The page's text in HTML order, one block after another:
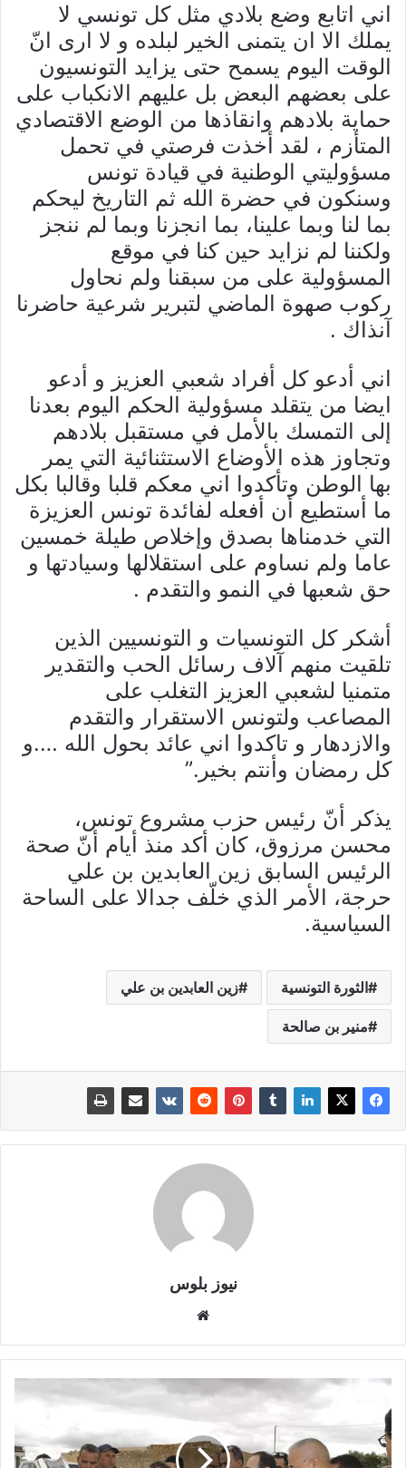
اني اتابع وضع بلادي مثل كل تونسي لا
يملك الا ان يتمنى الخير لبلده و لا ارى انّ
الوقت اليوم يسمح حتى يزايد التونسيون
على بعضهم البعض بل عليهم الانكباب على
حماية بلادهم وانقاذها من الوضع الاقتصادي
المتأزم ، لقد أخذت فرصتي في تحمل
مسؤوليتي الوطنية في قيادة تونس
وسنكون في حضرة الله ثم التاريخ ليحكم
بما لنا وبما علينا، بما انجزنا وبما لم ننجز
ولكننا لم نزايد حين كنا في موقع
المسؤولية على من سبقنا ولم نحاول
ركوب صهوة الماضي لتبرير شرعية حاضرنا
آنذاك .
اني أدعو كل أفراد شعبي العزيز و أدعو
ايضا من يتقلد مسؤولية الحكم اليوم بعدنا
إلى التمسك بالأمل في مستقبل بلادهم
وتجاوز هذه الأوضاع الاستثنائية التي يمر
بها الوطن وتأكدوا اني معكم قلبا وقالبا بكل
ما أستطيع أن أفعله لفائدة تونس العزيزة
التي خدمناها بصدق وإخلاص طيلة خمسين
عاما ولم نساوم على استقلالها وسيادتها و
حق شعبها في النمو والتقدم .
أشكر كل التونسيات و التونسيين الذين
تلقيت منهم آلاف رسائل الحب والتقدير
متمنيا لشعبي العزيز التغلب على
المصاعب ولتونس الاستقرار والتقدم
والازدهار و تاكدوا اني عائد بحول الله ….و
كل رمضان وأنتم بخير.”
يذكر أنّ رئيس حزب مشروع تونس،
محسن مرزوق، كان أكد منذ أيام أنّ صحة
الرئيس السابق زين العابدين بن علي
حرجة، الأمر الذي خلّف جدالا على الساحة
السياسية.
الثورة التونسية زين العابدين بن علي
منير بن صالحة
نيوز بلوس